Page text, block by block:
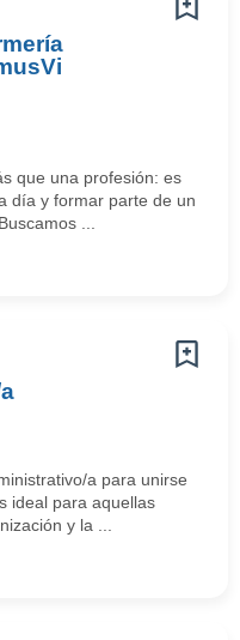
que una profesión: es
día y formar parte de un
...
a para unirse
ideal para aquellas
y la ...